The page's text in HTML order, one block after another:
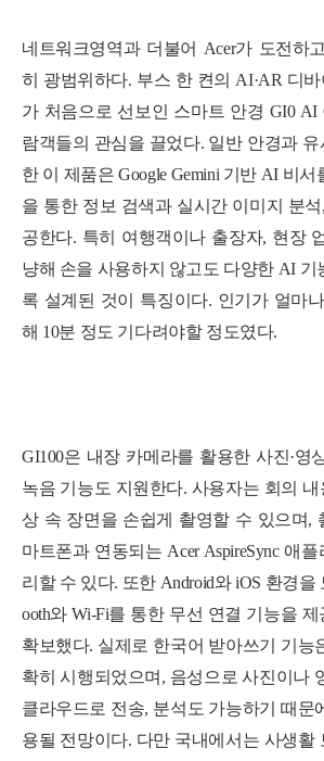
네트워크영역과 더불어 Acer가 도전하
히 광범위하다. 부스 한 켠의 AI·AR 디
가 처음으로 선보인 스마트 안경 GI0 AI
람객들의 관심을 끌었다. 일반 안경과
한 이 제품은 Google Gemini 기반 AI 비
을 통한 정보 검색과 실시간 이미지 분
공한다. 특히 여행객이나 출장자, 현장
냥해 손을 사용하지 않고도 다양한 AI 기
록 설계된 것이 특징이다. 인기가 얼마
해 10분 정도 기다려야할 정도였다.
GI100은 내장 카메라를 활용한 사진·영
녹음 기능도 지원한다. 사용자는 회의
상 속 장면을 손쉽게 촬영할 수 있으며,
마트폰과 연동되는 Acer AspireSync 애
리할 수 있다. 또한 Android와 iOS 환경을
ooth와 Wi-Fi를 통한 무선 연결 기능을
확보했다. 실제로 한국어 받아쓰기 기능
확히 시행되었으며, 음성으로 사진이나
클라우드로 전송, 분석도 가능하기 때문
용될 전망이다. 다만 국내에서는 사생활